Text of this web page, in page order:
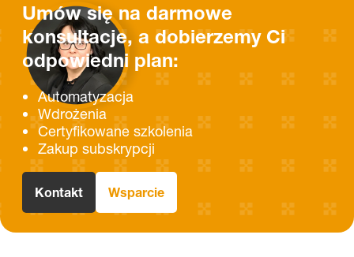
Umów się na darmowe
konsultacje, a dobierzemy Ci
odpowiedni plan:
Automatyzacja
Wdrożenia
Certyfikowane szkolenia
Zakup subskrypcji
Kontakt Wsparcie